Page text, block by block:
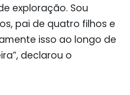
exploração. Sou
pai de quatro filhos e
isso ao longo de
declarou o